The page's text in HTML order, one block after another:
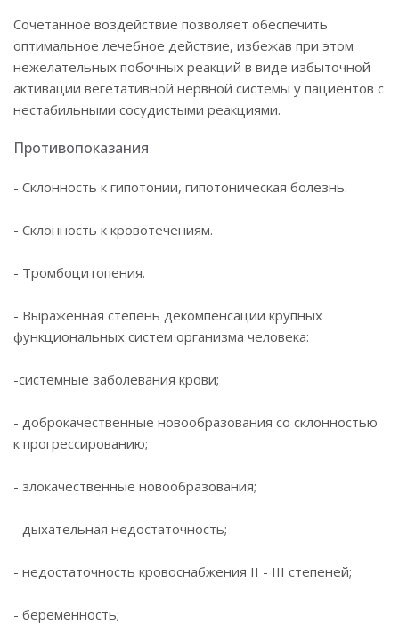
Сочетанное воздействие позволяет обеспечить
оптимальное лечебное действие, избежав при этом
нежелательных побочных реакций в виде избыточной
активации вегетативной нервной системы у пациентов с
нестабильными сосудистыми реакциями.
Противопоказания
- Склонность к гипотонии, гипотоническая болезнь.
- Склонность к кровотечениям.
- Тромбоцитопения.
- Выраженная степень декомпенсации крупных
функциональных систем организма человека:
-системные заболевания крови;
- доброкачественные новообразования со склонностью
к прогрессированию;
- злокачественные новообразования;
- дыхательная недостаточность;
- недостаточность кровоснабжения II - III степеней;
- беременность;